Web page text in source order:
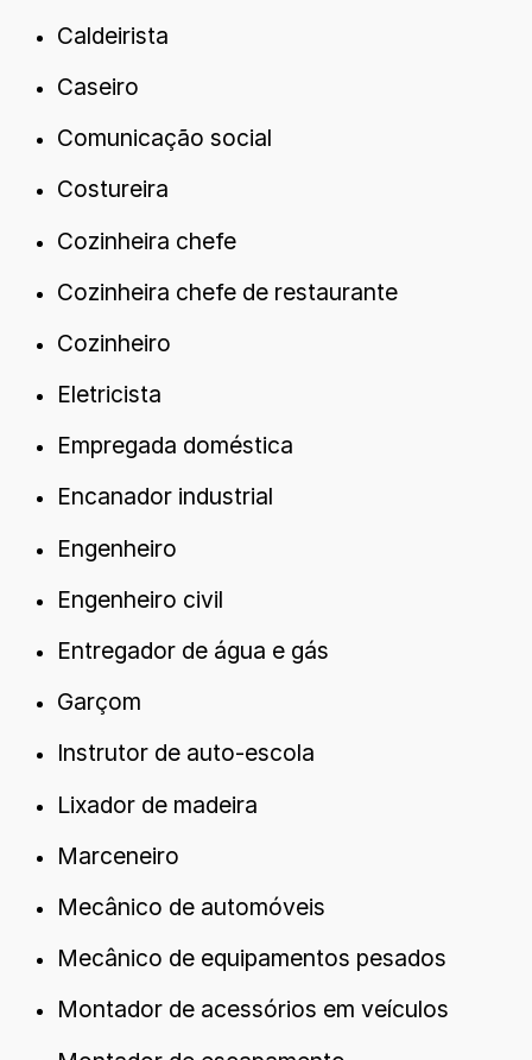
Caldeirista
Caseiro
Comunicação social
Costureira
Cozinheira chefe
Cozinheira chefe de restaurante
Cozinheiro
Eletricista
Empregada doméstica
Encanador industrial
Engenheiro
Engenheiro civil
Entregador de água e gás
Garçom
Instrutor de auto-escola
Lixador de madeira
Marceneiro
Mecânico de automóveis
Mecânico de equipamentos pesados
Montador de acessórios em veículos